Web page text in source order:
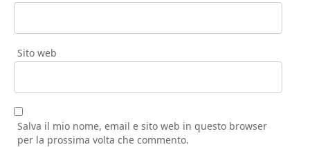
Sito web
Salva il mio nome, email e sito web in questo browser
per la prossima volta che commento.